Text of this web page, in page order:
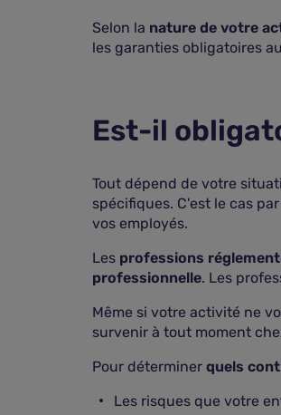
Selon la nature de votre
les garanties obligatoires
Est-il
Tout dépend de votre
spécifiques. C'est le cas
vos employés.
Les professions
professionnelle. Les
Même si votre activité ne
survenir à tout moment
Pour déterminer quels
Les risques que votre